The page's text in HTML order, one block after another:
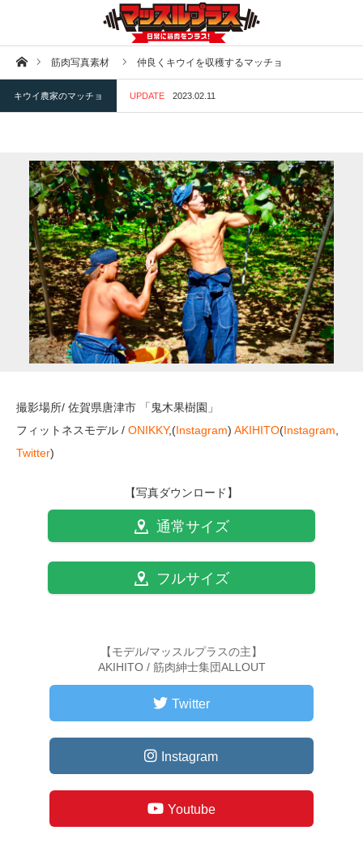
ホーム筋肉写真素材 仲良くキウイを収穫するマッチョ
キウイ農家のマッチョ UPDATE 2023.02.11
撮影場所/ 佐賀県唐津市 「鬼木果樹園」
フィットネスモデル / ONIKKY,(Instagram) AKIHITO(Instagram
Twitter)
【写真ダウンロード】
通常サイズ
フルサイズ
【モデル/マッスルプラスの主】
AKIHITO / 筋肉紳士集団ALLOUT
Twitter
Instagram
Youtube